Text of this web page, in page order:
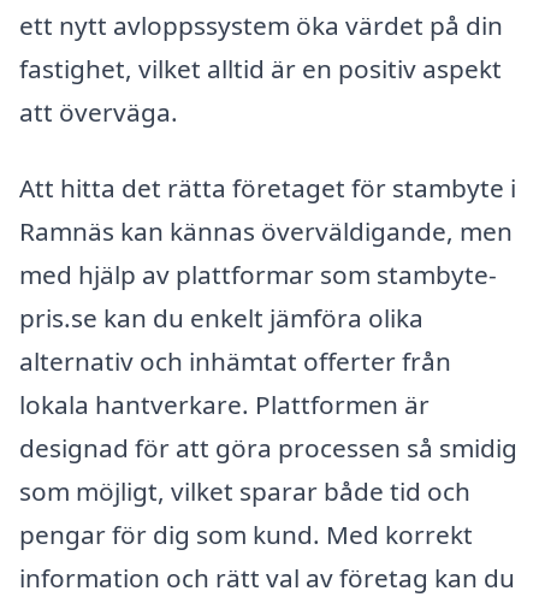
ett nytt avloppssystem öka värdet på din
fastighet, vilket alltid är en positiv aspekt
att överväga.
Att hitta det rätta företaget för stambyte i
Ramnäs kan kännas överväldigande, men
med hjälp av plattformar som stambyte-
pris.se kan du enkelt jämföra olika
alternativ och inhämtat offerter från
lokala hantverkare. Plattformen är
designad för att göra processen så smidig
som möjligt, vilket sparar både tid och
pengar för dig som kund. Med korrekt
information och rätt val av företag kan du